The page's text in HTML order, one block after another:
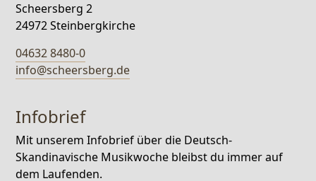
Scheersberg 2
24972 Steinbergkirche
04632 8480-0
info@scheersberg.de
Infobrief
Mit unserem Infobrief über die Deutsch-
Skandinavische Musikwoche bleibst du immer auf
dem Laufenden.